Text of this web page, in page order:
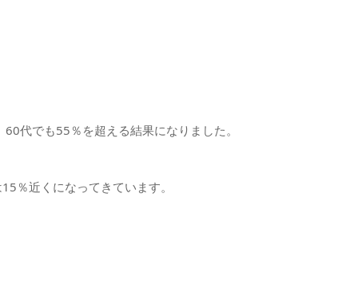
代でも55％を超える結果になりました。
％近くになってきています。